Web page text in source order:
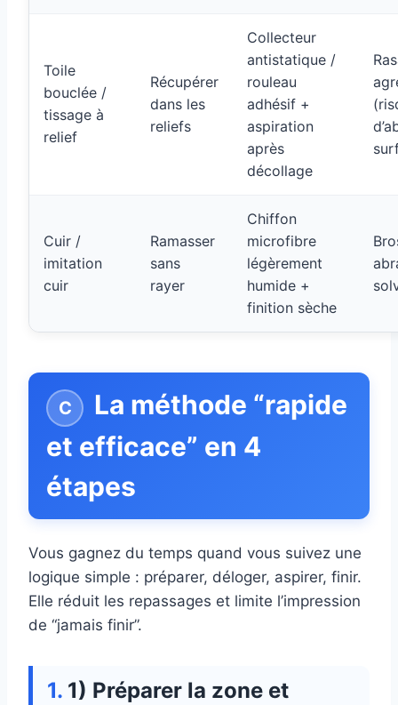
Toile
bouclée /
tissage à
relief
Récupérer
dans les
reliefs
Collecteur
antistatique /
rouleau
adhésif +
aspiration
après
décollage
Cuir /
imitation
cuir
Ramasser
sans
rayer
Chiffon
microfibre
légèrement
humide +
finition sèche
La méthode “rapide
et efficace” en 4
étapes
Vous gagnez du temps quand vous suivez une
logique simple : préparer, déloger, aspirer, finir.
Elle réduit les repassages et limite l’impression
de “jamais finir”.
1) Préparer la zone et